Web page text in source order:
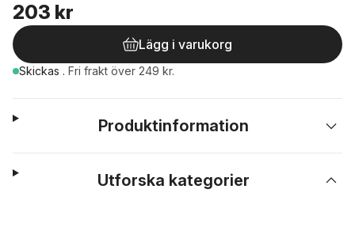
203 kr
Lägg i varukorg
Skickas . Fri frakt över 249 kr.
Produktinformation
Utforska kategorier